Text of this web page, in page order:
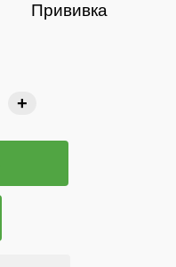
Прививка
+